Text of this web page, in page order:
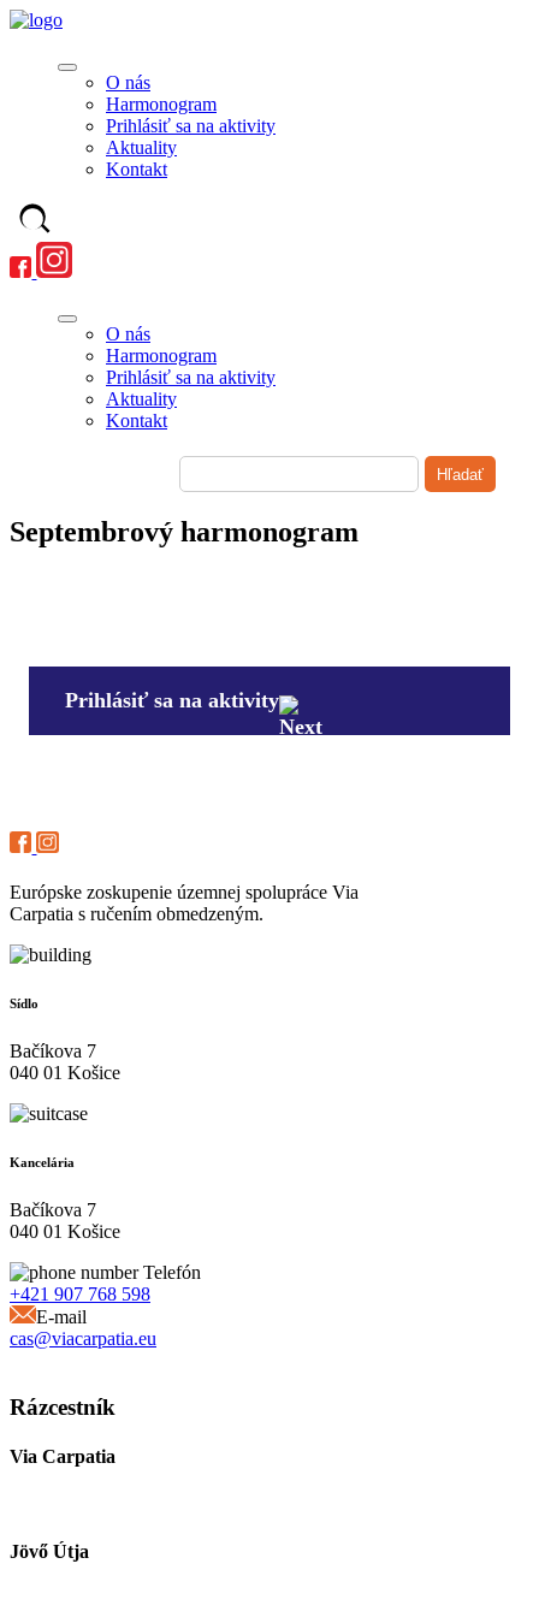
O nás
Harmonogram
Prihlásiť sa na aktivity
Aktuality
Kontakt
O nás
Harmonogram
Prihlásiť sa na aktivity
Aktuality
Kontakt
Septembrový harmonogram
Prihlásiť sa na aktivity
Európske zoskupenie územnej spolupráce Via
Carpatia s ručením obmedzeným.
Sídlo
Bačíkova 7
040 01 Košice
Kancelária
Bačíkova 7
040 01 Košice
Telefón
+421 907 768 598
E-mail
cas@viacarpatia.eu
Rázcestník
Via Carpatia
Jövő Útja